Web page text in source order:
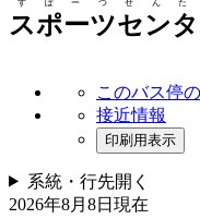
スポーツセンタ
すぽーつせんた
このバス停
接近情報
印刷用表示
系統・行先開く
2026年8月8日 現在